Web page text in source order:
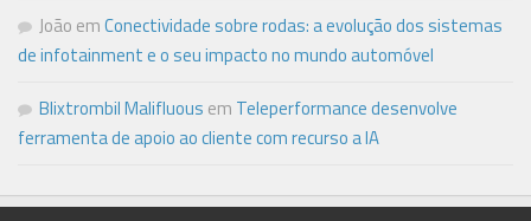
João emConectividade sobre rodas: a evolução dos sistemas
de infotainment e o seu impacto no mundo automóvel
Blixtrombil Malifluous em Teleperformance desenvolve
ferramenta de apoio ao cliente com recurso a IA